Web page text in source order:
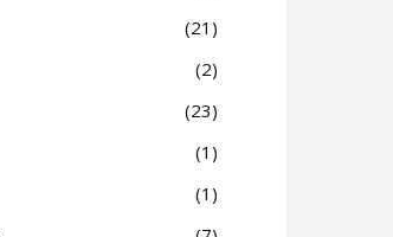
21
2
23
1
1